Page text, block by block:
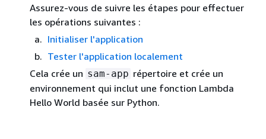
Assurez-vous de suivre les étapes pour effectuer
les opérations suivantes :
Initialiser l'application
Tester l'application localement
Cela crée un sam-app répertoire et crée un
environnement qui inclut une fonction Lambda
Hello World basée sur Python.